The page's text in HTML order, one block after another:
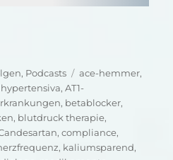
, Podcasts Schlagwörter
ace-hemmer,
,AT1-
, betablocker,
, blutdruck therapie,
,compliance,
, kaliumsparend,